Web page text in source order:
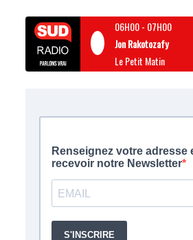
06H00- 07H00
Jon Rakotozafy
Le Petit Matin